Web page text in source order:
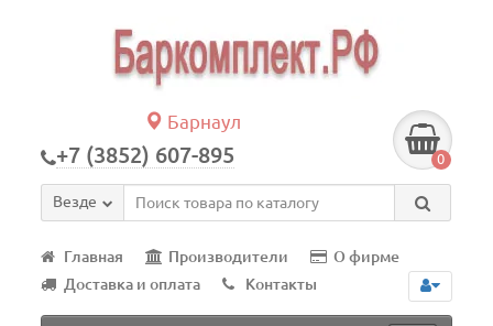
Барнаул
+7 (3852) 607-895 0
Везде
Главная Производители
О фирме
Доставка и оплата
Контакты